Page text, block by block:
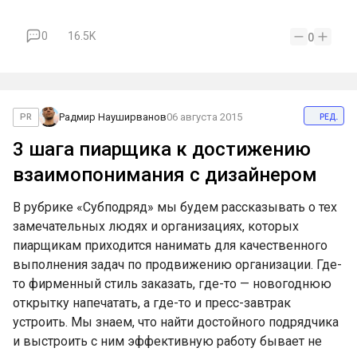
0 16.5K 0
PR Радмир Науширванов06 августа 2015 ред.
3 шага пиарщика к достижению
взаимопонимания с дизайнером
В рубрике «Субподряд» мы будем рассказывать о тех
замечательных людях и организациях, которых
пиарщикам приходится нанимать для качественного
выполнения задач по продвижению организации. Где-
то фирменный стиль заказать, где-то — новогоднюю
открытку напечатать, а где-то и пресс-завтрак
устроить. Мы знаем, что найти достойного подрядчика
и выстроить с ним эффективную работу бывает не